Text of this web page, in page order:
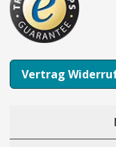
Vertrag